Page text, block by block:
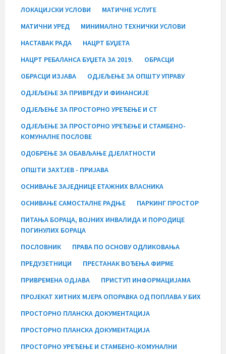
ЛОКАЦИЈСКИ УСЛОВИ
МАТИЧНЕ УСЛУГЕ
МАТИЧНИ УРЕД
МИНИМАЛНО ТЕХНИЧКИ УСЛОВИ
НАСТАВАК РАДА
НАЦРТ БУЏЕТА
НАЦРТ РЕБАЛАНСА БУЏЕТА ЗА 2019.
ОБРАСЦИ
ОБРАСЦИ ИЗЈАВА
ОДЈЕЉЕЊЕ ЗА ОПШТУ УПРАВУ
ОДЈЕЉЕЊЕ ЗА ПРИВРЕДУ И ФИНАНСИЈЕ
ОДЈЕЉЕЊЕ ЗА ПРОСТОРНО УРЕЂЕЊЕ И СТ
ОДЈЕЉЕЊЕ ЗА ПРОСТОРНО УРЕЂЕЊЕ И СТАМБЕНО-
КОМУНАЛНЕ ПОСЛОВЕ
ОДОБРЕЊЕ ЗА ОБАВЉАЊЕ ДЈЕЛАТНОСТИ
ОПШТИ ЗАХТЈЕВ - ПРИЈАВА
ОСНИВАЊЕ ЗАЈЕДНИЦЕ ЕТАЖНИХ ВЛАСНИКА
ОСНИВАЊЕ САМОСТАЛНЕ РАДЊЕ
ПАРКИНГ ПРОСТОР
ПИТАЊА БОРАЦА, ВОЈНИХ ИНВАЛИДА И ПОРОДИЦЕ
ПОГИНУЛИХ БОРАЦА
ПОСЛОВНИК
ПРАВА ПО ОСНОВУ ОДЛИКОВАЊА
ПРЕДУЗЕТНИЦИ
ПРЕСТАНАК ВОЂЕЊА ФИРМЕ
ПРИВРЕМЕНА ОДЈАВА
ПРИСТУП ИНФОРМАЦИЈАМА
ПРОЈЕКАТ ХИТНИХ МЈЕРА ОПОРАВКА ОД ПОПЛАВА У БИХ
ПРОСТОРНО ПЛАНСКА ДОКУМЕНТАЦИЈА
ПРОСТОРНО ПЛАНСКА ДОКУМЕНТАЦИЈА
ПРОСТОРНО УРЕЂЕЊЕ И СТАМБЕНО-КОМУНАЛНИ